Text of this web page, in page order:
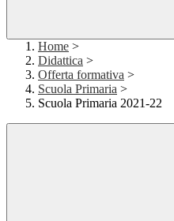
Home >
Didattica >
Offerta formativa >
Scuola Primaria >
Scuola Primaria 2021-22